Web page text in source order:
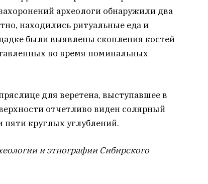
археологи обнаружили два
находились ритуальные еда и
были выявлены скопления костей
во время поминальных
для веретена, выступавшее в
отчетливо виден солярный
круглых углублений.
и этнографии Сибирского